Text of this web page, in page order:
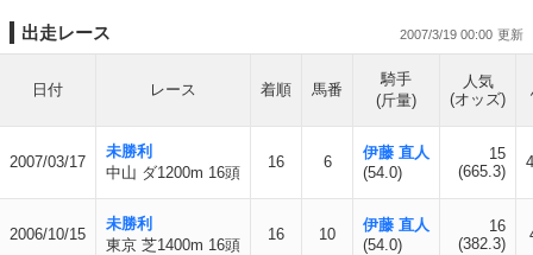
出走レース 2007/3/19 00:00
日付 レース 着順 馬番
騎手
(斤量)
人気
(オッズ)
2007/03/17
未勝利
中山 ダ1200m 16頭
16 6
伊藤 直人
(54.0)
15
(665.3)
2006/10/15
未勝利
東京 芝1400m 16頭
16 10
伊藤 直人
(54.0)
16
(382.3)